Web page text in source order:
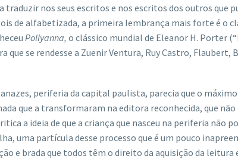
traduzir nos seus escritos e nos escritos dos outros
de alfabetizada, a primeira lembrança mais forte é o
Pollyanna, o clássico mundial de Eleanor H. Porter
que se rendesse a Zuenir Ventura, Ruy Castro,
periferia da capital paulista, parecia que o
que a transformaram na editora reconhecida, que
a ideia de que a criança que nasceu na periferia
uma partícula desse processo que é um pouco
e brada que todos têm o direito da aquisição da leitura